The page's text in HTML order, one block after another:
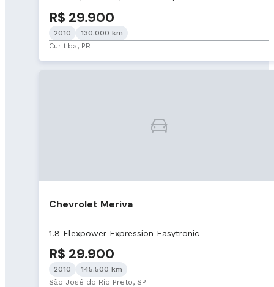
R$ 29.900
2010
130.000 km
Curitiba, PR
Chevrolet Meriva
1.8 Flexpower Expression Easytronic
R$ 29.900
2010
145.500 km
São José do Rio Preto, SP